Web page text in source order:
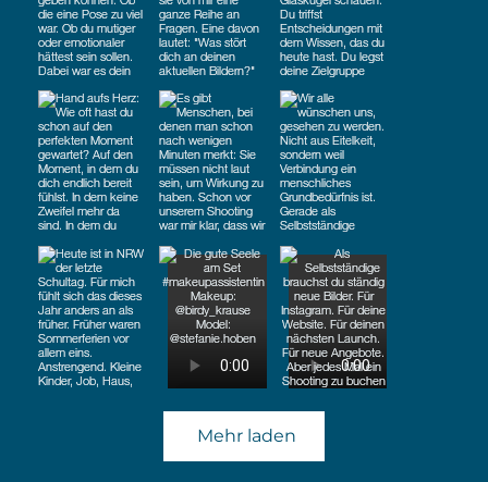
Mehr laden